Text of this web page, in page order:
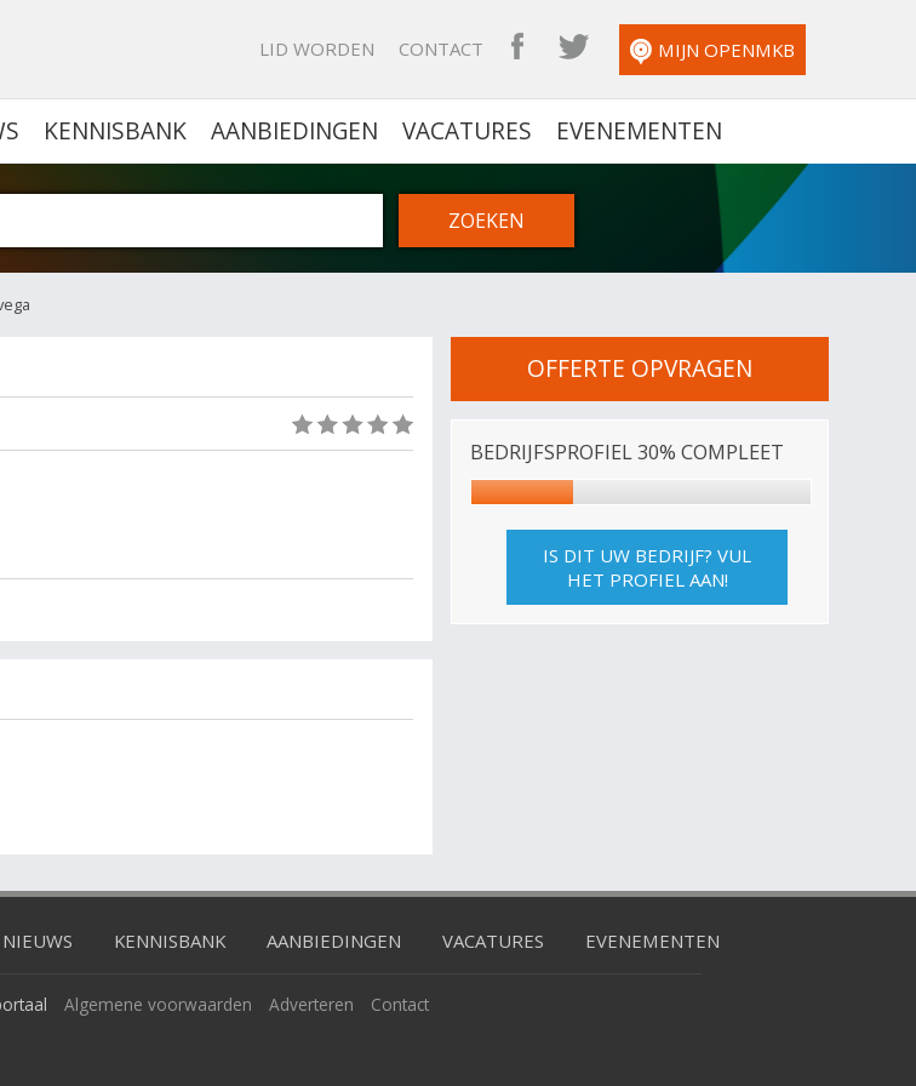
LID WORDEN CONTACT OPENMKB FACEBOOK
OPENMKB TWITTER
MIJN OPENMKB
KENNISBANK AANBIEDINGEN VACATURES EVENEMENTEN
OFFERTE OPVRAGEN
BEDRIJFSPROFIEL 30% COMPLEET
IS DIT UW BEDRIJF? VUL
HET PROFIEL AAN!
NIEUWS KENNISBANK AANBIEDINGEN VACATURES EVENEMENTEN
Algemene voorwaarden Adverteren Contact